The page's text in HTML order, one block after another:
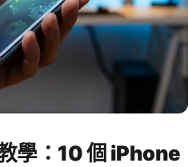
學：10 個 iPhone